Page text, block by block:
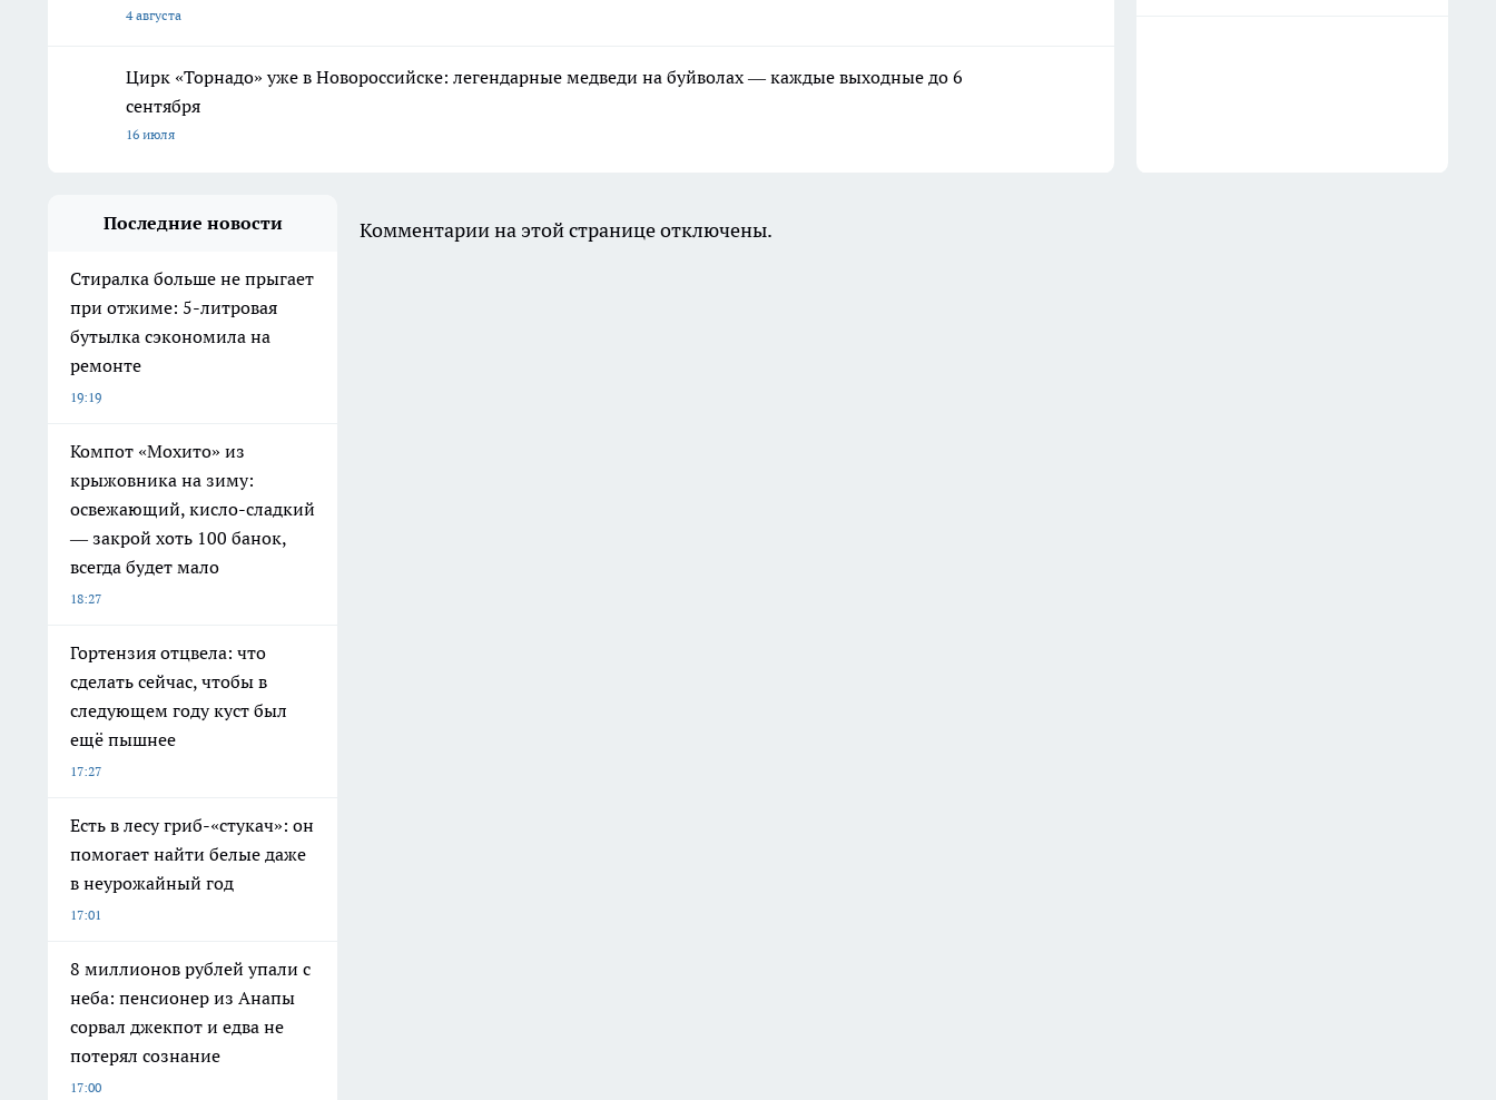
4 августа
Цирк «Торнадо» уже в Новороссийске: легендарные медведи на буйволах — каждые выходные до 6
сентября
16 июля
Последние новости
Стиралка больше не прыгает
при отжиме: 5-литровая
бутылка сэкономила на
ремонте
19:19
Компот «Мохито» из
крыжовника на зиму:
освежающий, кисло-сладкий
— закрой хоть 100 банок,
всегда будет мало
18:27
Гортензия отцвела: что
сделать сейчас, чтобы в
следующем году куст был
ещё пышнее
17:27
Есть в лесу гриб-«стукач»: он
помогает найти белые даже
в неурожайный год
17:01
8 миллионов рублей упали с
неба: пенсионер из Анапы
сорвал джекпот и едва не
потерял сознание
17:00
Комментарии на этой странице отключены.